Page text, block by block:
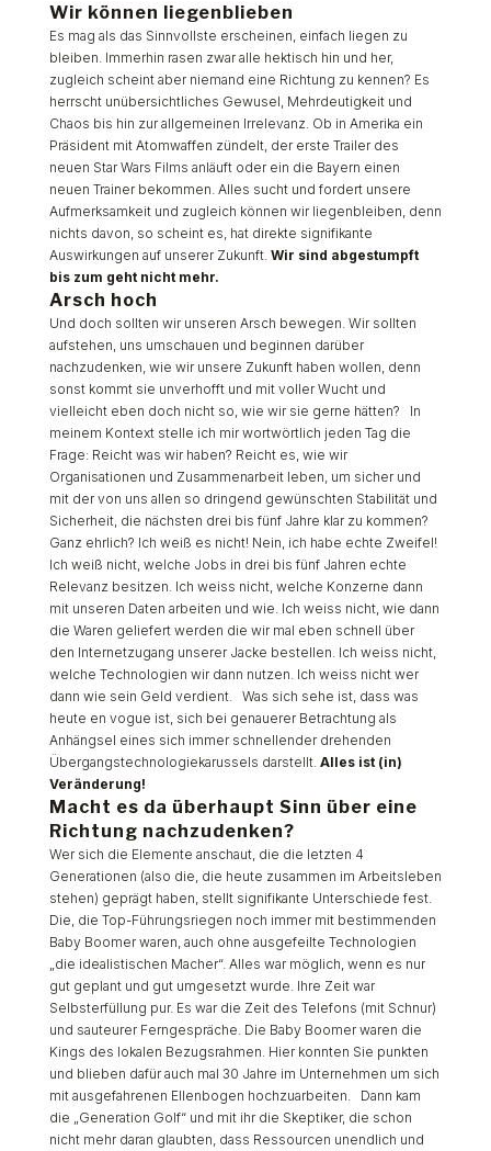
Wir können liegenblieben
Es mag als das Sinnvollste erscheinen, einfach liegen zu
bleiben. Immerhin rasen zwar alle hektisch hin und her,
zugleich scheint aber niemand eine Richtung zu kennen? Es
herrscht unübersichtliches Gewusel, Mehrdeutigkeit und
Chaos bis hin zur allgemeinen Irrelevanz. Ob in Amerika ein
Präsident mit Atomwaffen zündelt, der erste Trailer des
neuen Star Wars Films anläuft oder ein die Bayern einen
neuen Trainer bekommen. Alles sucht und fordert unsere
Aufmerksamkeit und zugleich können wir liegenbleiben, denn
nichts davon, so scheint es, hat direkte signifikante
Auswirkungen auf unserer Zukunft. Wir sind abgestumpft
bis zum geht nicht mehr.
Arsch hoch
Und doch sollten wir unseren Arsch bewegen. Wir sollten
aufstehen, uns umschauen und beginnen darüber
nachzudenken, wie wir unsere Zukunft haben wollen, denn
sonst kommt sie unverhofft und mit voller Wucht und
vielleicht eben doch nicht so, wie wir sie gerne hätten? In
meinem Kontext stelle ich mir wortwörtlich jeden Tag die
Frage: Reicht was wir haben? Reicht es, wie wir
Organisationen und Zusammenarbeit leben, um sicher und
mit der von uns allen so dringend gewünschten Stabilität und
Sicherheit, die nächsten drei bis fünf Jahre klar zu kommen?
Ganz ehrlich? Ich weiß es nicht! Nein, ich habe echte Zweifel!
Ich weiß nicht, welche Jobs in drei bis fünf Jahren echte
Relevanz besitzen. Ich weiss nicht, welche Konzerne dann
mit unseren Daten arbeiten und wie. Ich weiss nicht, wie dann
die Waren geliefert werden die wir mal eben schnell über
den Internetzugang unserer Jacke bestellen. Ich weiss nicht,
welche Technologien wir dann nutzen. Ich weiss nicht wer
dann wie sein Geld verdient. Was sich sehe ist, dass was
heute en vogue ist, sich bei genauerer Betrachtung als
Anhängsel eines sich immer schnellender drehenden
Übergangstechnologiekarussels darstellt. Alles ist (in)
Veränderung!
Macht es da überhaupt Sinn über eine
Richtung nachzudenken?
Wer sich die Elemente anschaut, die die letzten 4
Generationen (also die, die heute zusammen im Arbeitsleben
stehen) geprägt haben, stellt signifikante Unterschiede fest.
Die, die Top-Führungsriegen noch immer mit bestimmenden
Baby Boomer waren, auch ohne ausgefeilte Technologien
„die idealistischen Macher“. Alles war möglich, wenn es nur
gut geplant und gut umgesetzt wurde. Ihre Zeit war
Selbsterfüllung pur. Es war die Zeit des Telefons (mit Schnur)
und sauteurer Ferngespräche. Die Baby Boomer waren die
Kings des lokalen Bezugsrahmen. Hier konnten Sie punkten
und blieben dafür auch mal 30 Jahre im Unternehmen um sich
mit ausgefahrenen Ellenbogen hochzuarbeiten. Dann kam
die „Generation Golf“ und mit ihr die Skeptiker, die schon
nicht mehr daran glaubten, dass Ressourcen unendlich und